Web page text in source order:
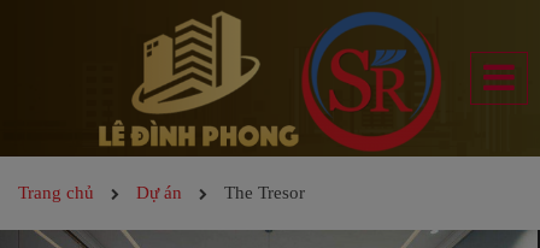
Trang chủ Dự án The Tresor